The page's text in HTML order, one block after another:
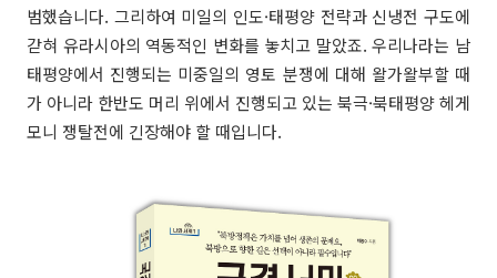
범했습니다. 그리하여 미일의 인도·태평양 전략과 신냉전 구도에
갇혀 유라시아의 역동적인 변화를 놓치고 말았죠. 우리나라는 남
태평양에서 진행되는 미중일의 영토 분쟁에 대해 왈가왈부할 때
가 아니라 한반도 머리 위에서 진행되고 있는 북극·북태평양 헤게
모니 쟁탈전에 긴장해야 할 때입니다.